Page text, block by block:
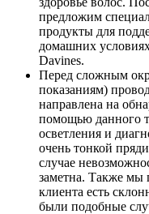
предложим
продукты для
домашних
Davines.
Перед сложным
показаниям)
направлена на
помощью данного
осветления и
очень тонкой
случае
заметна. Также мы
клиента есть
были подобные